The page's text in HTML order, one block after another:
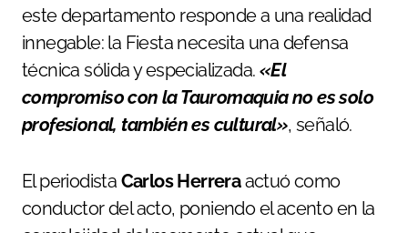
este departamento responde a una realidad
innegable: la Fiesta necesita una defensa
técnica sólida y especializada. «El
compromiso con la Tauromaquia no es solo
profesional, también es cultural», señaló.
El periodista Carlos Herreraactuó como
conductor del acto, poniendo el acento en la